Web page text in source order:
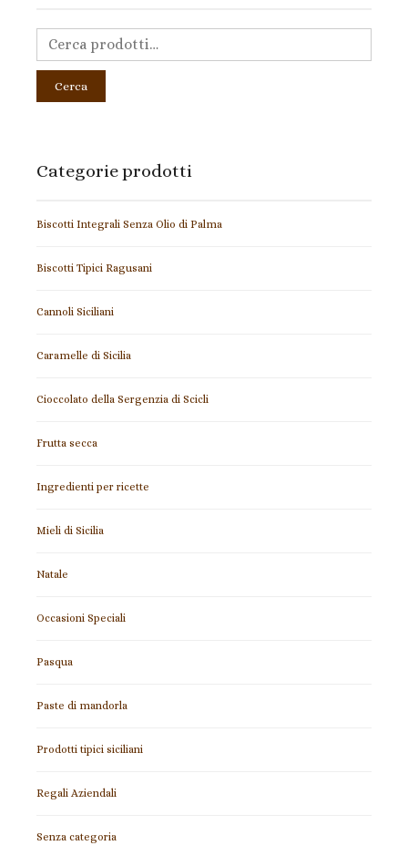
Cerca
Categorie prodotti
Biscotti Integrali Senza Olio di Palma
Biscotti Tipici Ragusani
Cannoli Siciliani
Caramelle di Sicilia
Cioccolato della Sergenzia di Scicli
Frutta secca
Ingredienti per ricette
Mieli di Sicilia
Natale
Occasioni Speciali
Pasqua
Paste di mandorla
Prodotti tipici siciliani
Regali Aziendali
Senza categoria